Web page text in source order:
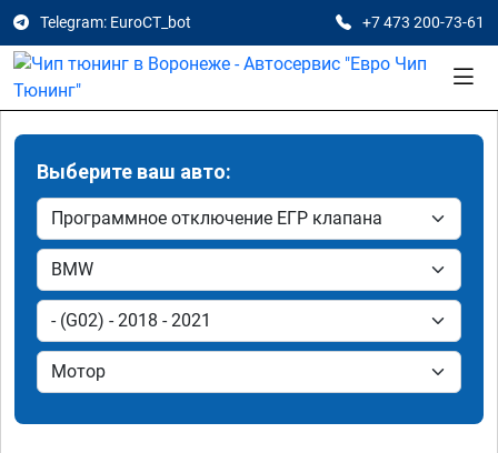
Telegram: EuroCT_bot +7 473 200-73-61
Выберите ваш авто: